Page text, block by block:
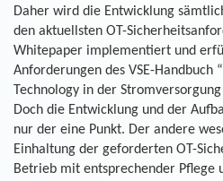
Daher wird die Entwicklung
den aktuellsten OT-
Whitepaper implementiert und
Anforderungen des VSE-Handbuch
Technology in der
Doch die Entwicklung und der
nur der eine Punkt. Der andere
Einhaltung der geforderten OT-
Betrieb mit entsprechender Pflege